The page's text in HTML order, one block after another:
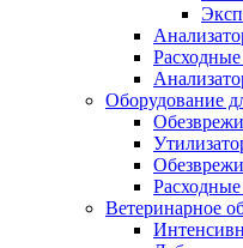
Оборудование
Ветеринарное